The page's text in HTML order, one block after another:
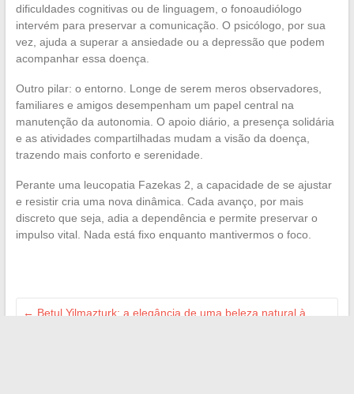
dificuldades cognitivas ou de linguagem, o fonoaudiólogo
intervém para preservar a comunicação. O psicólogo, por sua
vez, ajuda a superar a ansiedade ou a depressão que podem
acompanhar essa doença.
Outro pilar: o entorno. Longe de serem meros observadores,
familiares e amigos desempenham um papel central na
manutenção da autonomia. O apoio diário, a presença solidária
e as atividades compartilhadas mudam a visão da doença,
trazendo mais conforto e serenidade.
Perante uma leucopatia Fazekas 2, a capacidade de se ajustar
e resistir cria uma nova dinâmica. Cada avanço, por mais
discreto que seja, adia a dependência e permite preservar o
impulso vital. Nada está fixo enquanto mantivermos o foco.
← Betul Yilmazturk: a elegância de uma beleza natural à